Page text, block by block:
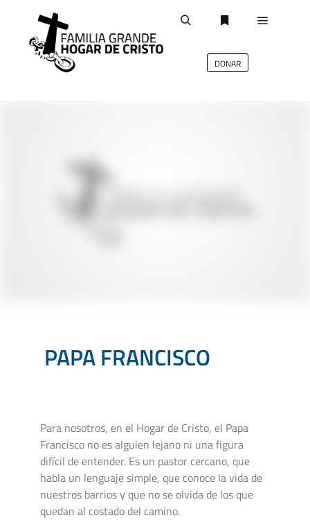
DONAR
PAPA FRANCISCO
Para nosotros, en el Hogar de Cristo, el Papa
Francisco no es alguien lejano ni una figura
difícil de entender. Es un pastor cercano, que
habla un lenguaje simple, que conoce la vida de
nuestros barrios y que no se olvida de los que
quedan al costado del camino.